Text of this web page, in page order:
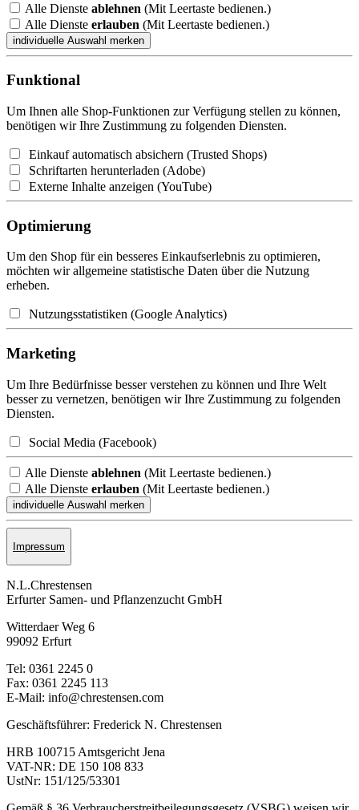
Alle Dienste ablehnen (Mit Leertaste bedienen.)
Alle Dienste erlauben (Mit Leertaste bedienen.)
Funktional
Um Ihnen alle Shop-Funktionen zur Verfügung stellen zu können,
benötigen wir Ihre Zustimmung zu folgenden Diensten.
Einkauf automatisch absichern (Trusted Shops)
Schriftarten herunterladen (Adobe)
Externe Inhalte anzeigen (YouTube)
Optimierung
Um den Shop für ein besseres Einkaufserlebnis zu optimieren,
möchten wir allgemeine statistische Daten über die Nutzung
erheben.
Nutzungsstatistiken (Google Analytics)
Marketing
Um Ihre Bedürfnisse besser verstehen zu können und Ihre Welt
besser zu vernetzen, benötigen wir Ihre Zustimmung zu folgenden
Diensten.
Social Media (Facebook)
Alle Dienste ablehnen (Mit Leertaste bedienen.)
Alle Dienste erlauben (Mit Leertaste bedienen.)
Impressum
N.L.Chrestensen
Erfurter Samen- und Pflanzen­zucht GmbH
Witterdaer Weg 6
99092 Erfurt
Tel: 0361 2245 0
Fax: 0361 2245 113
E-Mail: info@chrestensen.com
Geschäftsführer: Frederick N. Chrestensen
HRB 100715 Amtsgericht Jena
VAT-NR: DE 150 108 833
UstNr: 151/125/53301